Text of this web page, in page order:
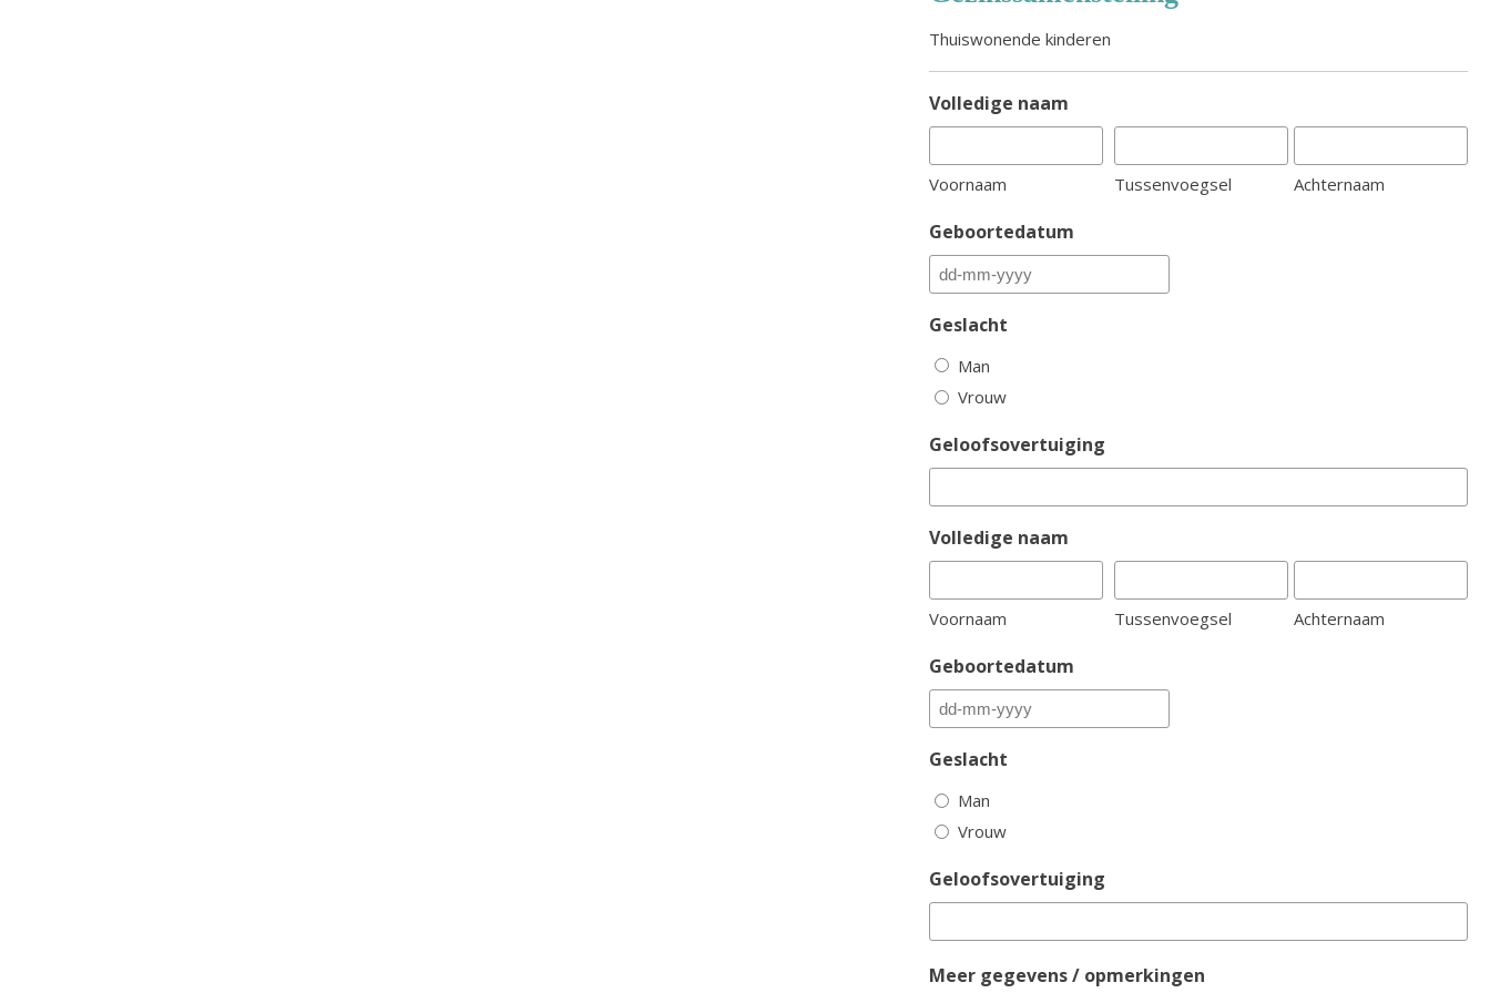
Thuiswonende kinderen
Volledige naam
Voornaam Tussenvoegsel Achternaam
Geboortedatum
DD
dash
dash
JJJJ
Geslacht
Man
Vrouw
Geloofsovertuiging
Volledige naam
Voornaam Tussenvoegsel Achternaam
Geboortedatum
DD
dash
dash
JJJJ
Geslacht
Man
Vrouw
Geloofsovertuiging
Meer gegevens / opmerkingen